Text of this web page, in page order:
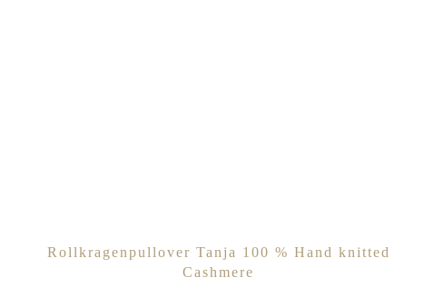
Rollkragenpullover Tanja 100 % Hand knitted
Cashmere